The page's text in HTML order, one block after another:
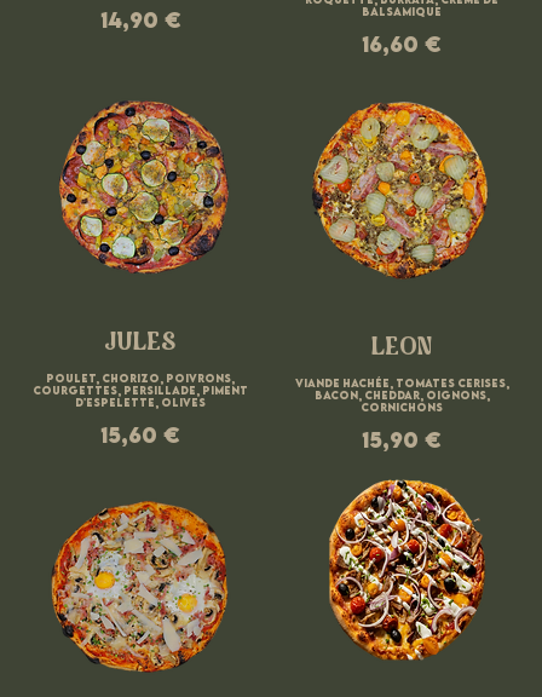
14,90 €
balsamique
16,60 €
JULES
Poulet, chorizo, poivrons,
courgettes, persillade, piment
d'Espelette, olives
15,60 €
LEON
Viande hachée, tomates cerises,
bacon, cheddar, oignons,
cornichons
15,90 €